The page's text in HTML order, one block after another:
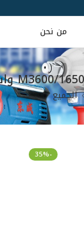
من نحن
الجميع
-35%